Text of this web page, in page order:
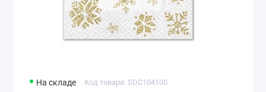
На складе Код товара: SDC104100